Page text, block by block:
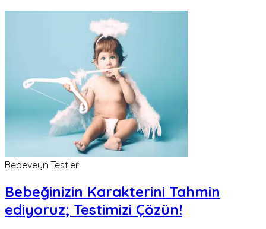
Bebeveyn Testleri
Bebeğinizin Karakterini Tahmin
ediyoruz; Testimizi Çözün!